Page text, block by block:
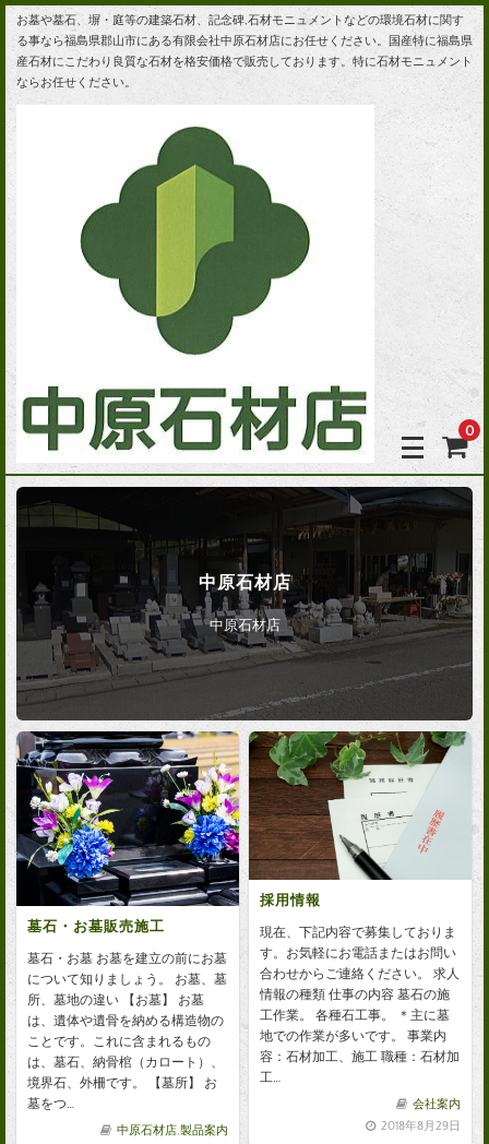
お墓や墓石、塀・庭等の建築石材、記念碑,石材モニュメントなどの環境石材に関す
る事なら福島県郡山市にある有限会社中原石材店にお任せください。国産特に福島県
産石材にこだわり良質な石材を格安価格で販売しております。特に石材モニュメント
ならお任せください。
0
中原石材店
中原石材店
墓石・お墓販売施工
墓石・お墓 お墓を建立の前にお墓
について知りましょう。 お墓、墓
所、墓地の違い 【お墓】 お墓
は、遺体や遺骨を納める構造物の
ことです。これに含まれるもの
は、墓石、納骨棺（カロート）、
境界石、外柵です。 【墓所】 お
墓をつ…
中原石材店,製品案内
採用情報
現在、下記内容で募集しておりま
す。お気軽にお電話またはお問い
合わせからご連絡ください。 求人
情報の種類 仕事の内容 墓石の施
工作業。 各種石工事。 ＊主に墓
地での作業が多いです。 事業内
容：石材加工、施工 職種：石材加
工…
会社案内
2018年8月29日